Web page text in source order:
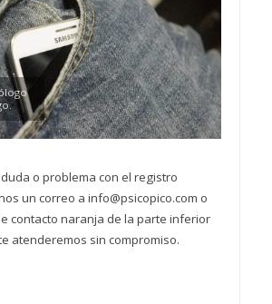
o problema con el registro
un correo a info@psicopico.com o
contacto naranja de la parte inferior
atenderemos sin compromiso.